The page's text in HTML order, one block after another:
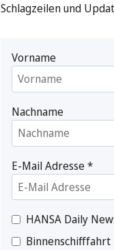
Schlagzeilen und
Vorname
Nachname
E-Mail Adresse*
HANSA Daily